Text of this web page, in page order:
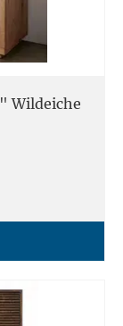
Wildeiche